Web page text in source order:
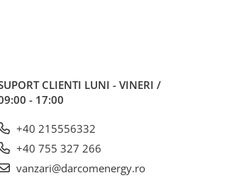
CLIENTI LUNI - VINERI /
- 17:00
+40 215556332
+40 755 327 266
vanzari@darcomenergy.ro